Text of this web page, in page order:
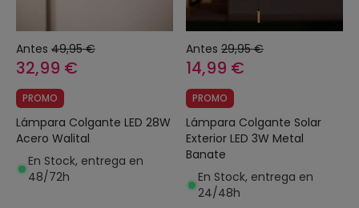
Antes 49,95 €
32,99 €
PROMO
Lámpara Colgante LED 28W
Acero Walital
En Stock, entrega en
48/72h
Antes 29,95 €
14,99 €
PROMO
Lámpara Colgante Solar
Exterior LED 3W Metal
Banate
En Stock, entrega en
24/48h